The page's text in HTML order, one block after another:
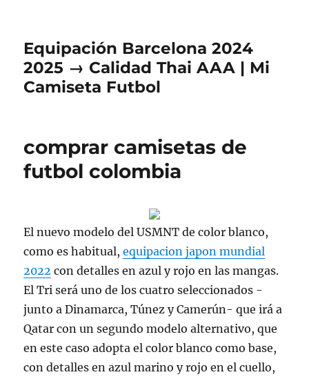
Equipación Barcelona 2024
2025 → Calidad Thai AAA | Mi
Camiseta Futbol
comprar camisetas de
futbol colombia
El nuevo modelo del USMNT de color blanco,
como es habitual,equipacion japon mundial
2022 con detalles en azul y rojo en las mangas.
El Tri será uno de los cuatro seleccionados -
junto a Dinamarca, Túnez y Camerún- que irá a
Qatar con un segundo modelo alternativo, que
en este caso adopta el color blanco como base,
con detalles en azul marino y rojo en el cuello,